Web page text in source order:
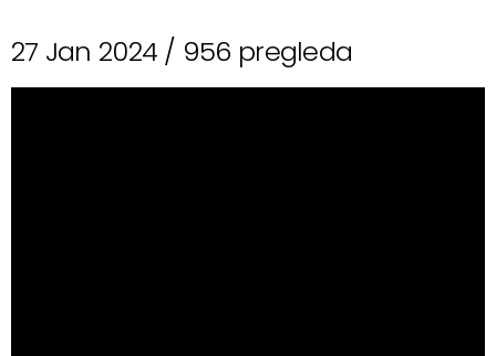
27 Jan 2024 / 956 pregleda